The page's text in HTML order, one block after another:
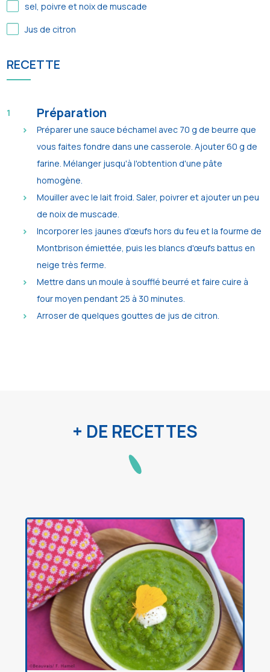
sel, poivre et noix de muscade
Jus de citron
RECETTE
Préparation
Préparer une sauce béchamel avec 70 g de beurre que
vous faites fondre dans une casserole. Ajouter 60 g de
farine. Mélanger jusqu'à l'obtention d'une pâte
homogène.
Mouiller avec le lait froid. Saler, poivrer et ajouter un peu
de noix de muscade.
Incorporer les jaunes d'œufs hors du feu et la fourme de
Montbrison émiettée, puis les blancs d'œufs battus en
neige très ferme.
Mettre dans un moule à soufflé beurré et faire cuire à
four moyen pendant 25 à 30 minutes.
Arroser de quelques gouttes de jus de citron.
+ DE RECETTES